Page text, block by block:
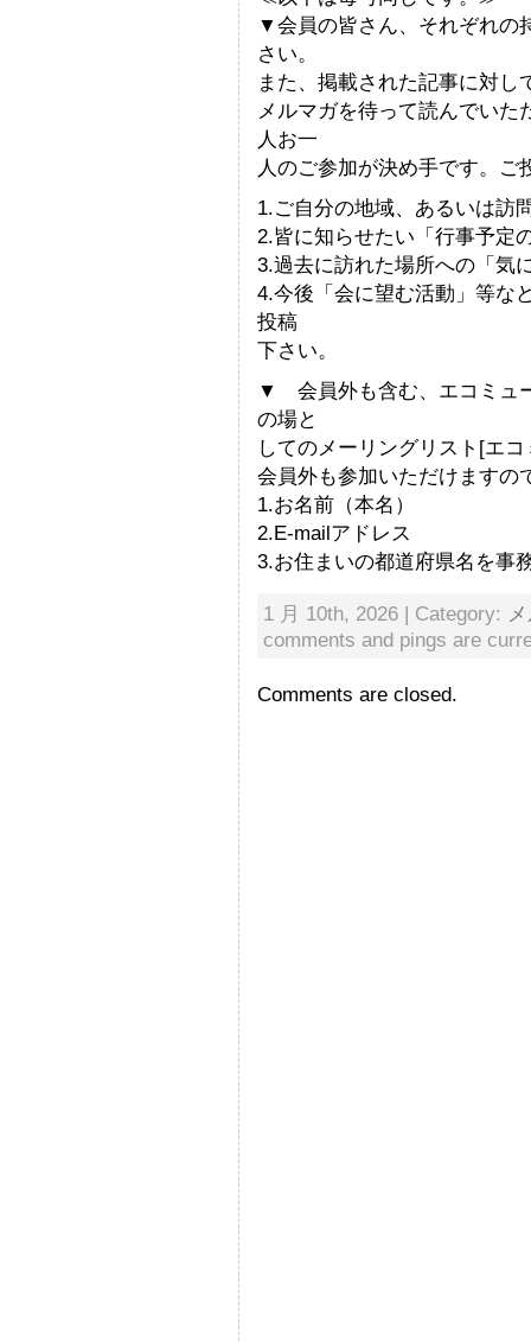
▼会員の皆さん、それぞれの
さい。
また、掲載された記事に対
メルマガを待って読んでいた
人お一
人のご参加が決め手です。ご
1.ご自分の地域、あるいは訪
2.皆に知らせたい「行事予定
3.過去に訪れた場所への「気
4.今後「会に望む活動」等な
投稿
下さい。
▼ 会員外も含む、エコミュ
の場と
してのメーリングリスト[エ
会員外も参加いただけますの
1.お名前（本名）
2.E-mailアドレス
3.お住まいの都道府県名を事
1 月 10th, 2026 | Category:
comments and pings are
Comments are closed.